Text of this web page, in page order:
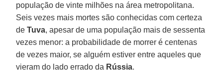
população de vinte milhões na área metropolitana.
Seis vezes mais mortes são conhecidas com certeza
deTuva, apesar de uma população mais de sessenta
vezes menor: a probabilidade de morrer é centenas
de vezes maior, se alguém estiver entre aqueles que
vieram do lado errado da Rússia.